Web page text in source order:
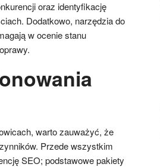
oraz identyfikację
Dodatkowo, narzędzia do
w ocenie stanu
warto zauważyć, że
Przede wszystkim
SEO; podstawowe pakiety